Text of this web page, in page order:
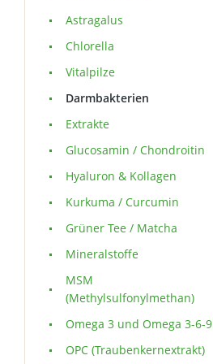
Astragalus
Chlorella
Vitalpilze
Darmbakterien
Extrakte
Glucosamin / Chondroitin
Hyaluron & Kollagen
Kurkuma / Curcumin
Grüner Tee / Matcha
Mineralstoffe
MSM
(Methylsulfonylmethan)
Omega 3 und Omega 3-6-9
OPC (Traubenkernextrakt)